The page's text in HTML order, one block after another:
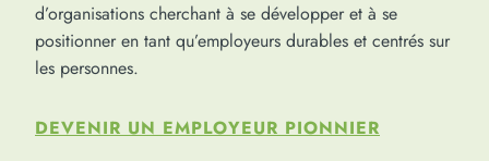
d’organisations cherchant à se développer et à se
positionner en tant qu’employeurs durables et centrés sur
les personnes.
DEVENIR UN EMPLOYEUR PIONNIER